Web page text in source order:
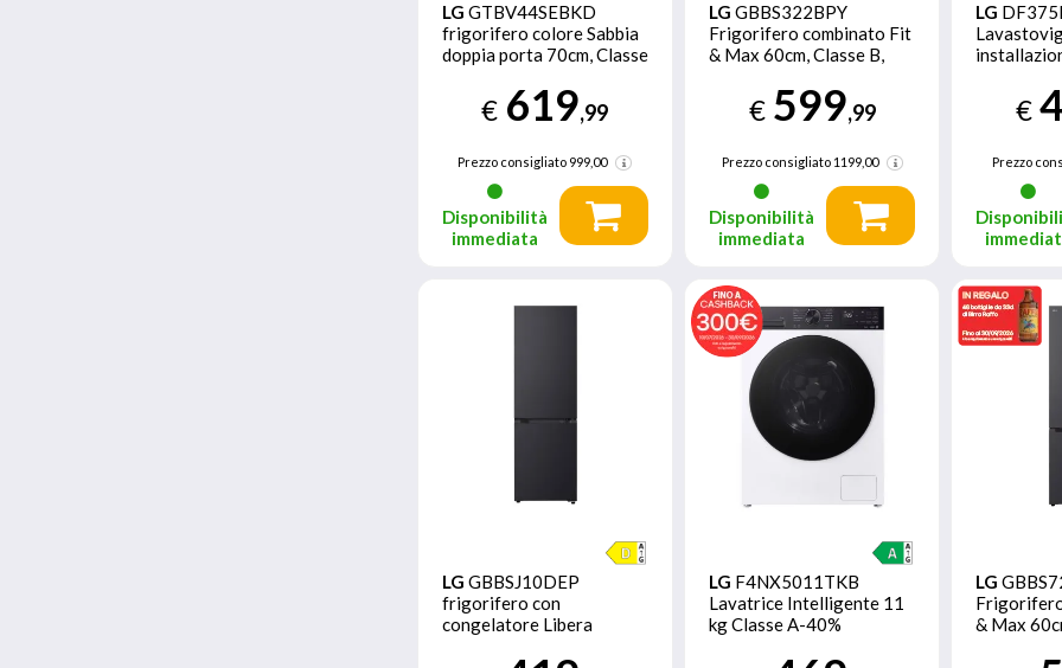
LG GTBV44SEBKD
frigorifero colore Sabbia
doppia porta 70cm, Classe
Cooling
€ 619,99
Prezzo consigliato 999,00
Disponibilità
immediata
LG GBBS322BPY
Frigorifero combinato Fit
& Max 60cm, Classe B,
€ 599,99
Prezzo consigliato1199,00
Disponibilità
immediata
LG
Grigia€
Prezzo
LG GBBSJ10DEP
frigorifero con
congelatore Libera
LG F4NX5011TKB
Lavatrice Intelligente 11
kg Classe A-40%
LG
& Max